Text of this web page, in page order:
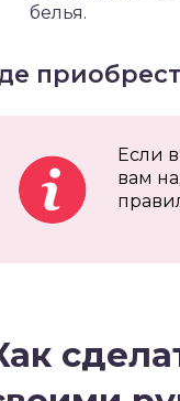
белья.
Если
вам